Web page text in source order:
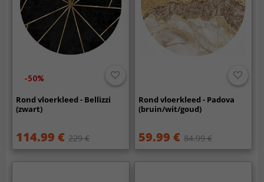
-50%
Rond vloerkleed - Bellizzi
(zwart)
114.99 € 229 €
Rond vloerkleed - Padova
(bruin/wit/goud)
59.99 € 84.99 €